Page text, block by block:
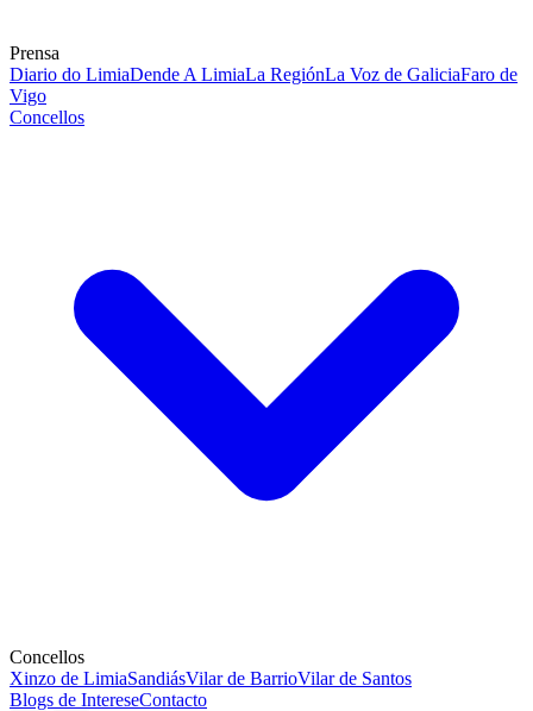
Prensa
Diario do LimiaDende A LimiaLa RegiónLa Voz de GaliciaFaro de
Vigo
Concellos
Concellos
Xinzo de LimiaSandiásVilar de BarrioVilar de Santos
Blogs de IntereseContacto